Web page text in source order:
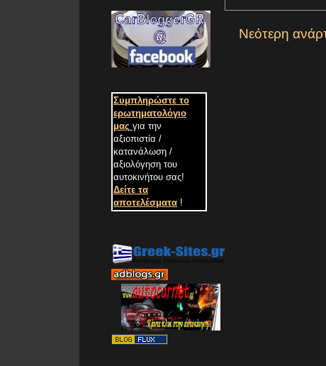
Νεότερη
Συμπληρώστε το
ερωτηματολόγιο
μας για την
αξιοπιστία /
κατανάλωση /
αξιολόγηση του
αυτοκινήτου σας!
Δείτε τα
αποτελέσματα !